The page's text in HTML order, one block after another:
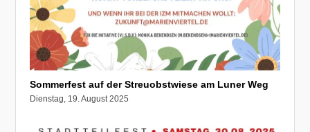
Sommerfest auf der Streuobstwiese am Luner Weg
Dienstag, 19. August 2025